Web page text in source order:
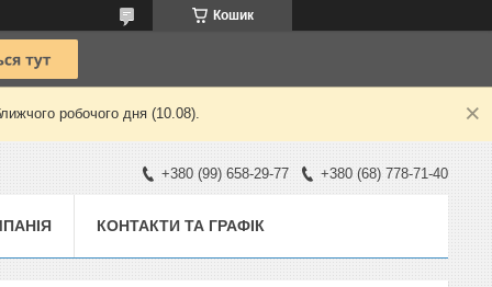
Кошик
робочого дня (10.08).
+380 (99) 658-29-77 +380 (68) 778-71-40
КОНТАКТИ ТА ГРАФІК